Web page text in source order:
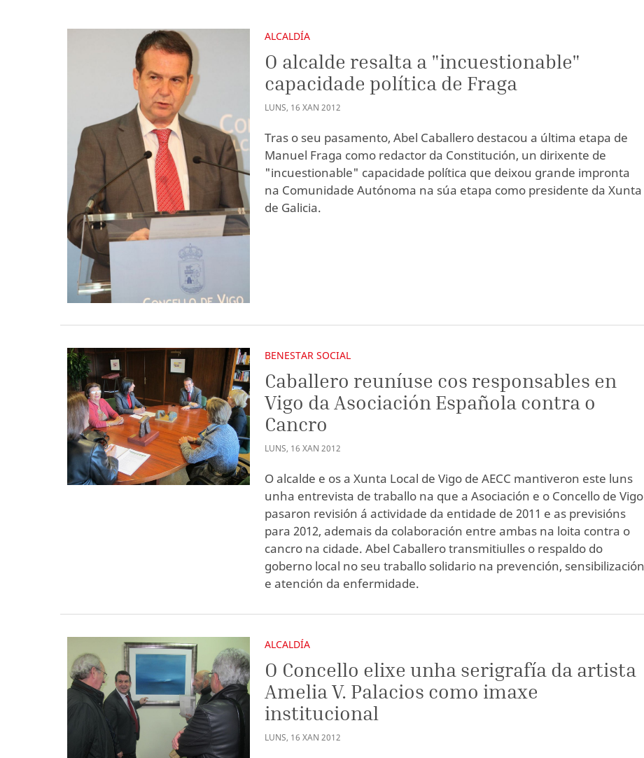
ALCALDÍA
O alcalde resalta a "incuestionable"
capacidade política de Fraga
LUNS, 16 XAN 2012
Tras o seu pasamento, Abel Caballero destacou a última etapa de
Manuel Fraga como redactor da Constitución, un dirixente de
"incuestionable" capacidade política que deixou grande impronta
na Comunidade Autónoma na súa etapa como presidente da Xunta
de Galicia.
BENESTAR SOCIAL
Caballero reuníuse cos responsables en
Vigo da Asociación Española contra o
Cancro
LUNS, 16 XAN 2012
O alcalde e os a Xunta Local de Vigo de AECC mantiveron este luns
unha entrevista de traballo na que a Asociación e o Concello de Vigo
pasaron revisión á actividade da entidade de 2011 e as previsións
para 2012, ademais da colaboración entre ambas na loita contra o
cancro na cidade. Abel Caballero transmitiulles o respaldo do
goberno local no seu traballo solidario na prevención, sensibilización
e atención da enfermidade.
ALCALDÍA
O Concello elixe unha serigrafía da artista
Amelia V. Palacios como imaxe
institucional
LUNS, 16 XAN 2012